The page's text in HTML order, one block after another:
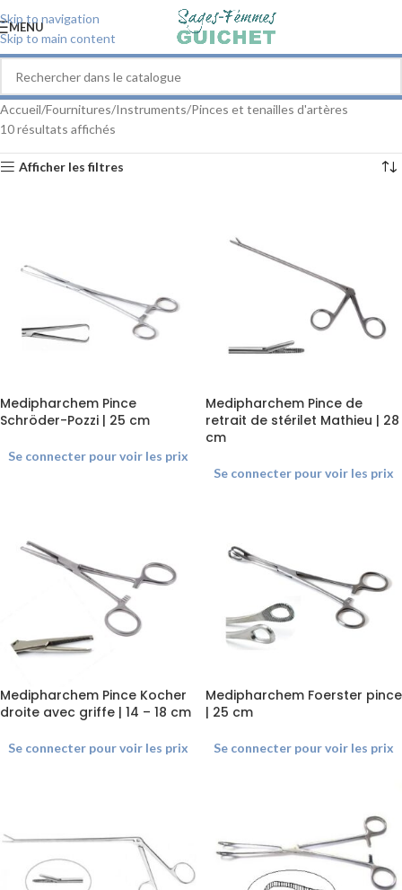
Skip to navigation
Skip to main content
MENU
Accueil Fournitures Instruments Pinces et tenailles d'artères
10 résultats affichés
Afficher les filtres
Medipharchem Pince
Schröder-Pozzi | 25 cm
Se connecter pour voir les prix
Medipharchem Pince de
retrait de stérilet Mathieu | 28
cm
Se connecter pour voir les prix
Medipharchem Pince Kocher
droite avec griffe | 14 – 18 cm
Se connecter pour voir les prix
Medipharchem Foerster pince
| 25 cm
Se connecter pour voir les prix